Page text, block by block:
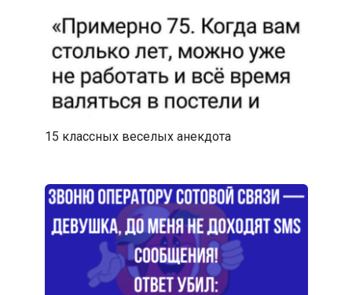
15 классных веселых анекдота